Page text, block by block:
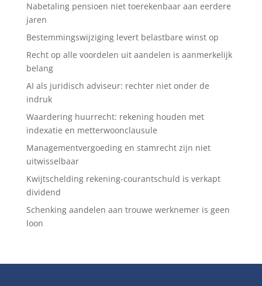
Nabetaling pensioen niet toerekenbaar aan eerdere
jaren
Bestemmingswijziging levert belastbare winst op
Recht op alle voordelen uit aandelen is aanmerkelijk
belang
AI als juridisch adviseur: rechter niet onder de
indruk
Waardering huurrecht: rekening houden met
indexatie en metterwoonclausule
Managementvergoeding en stamrecht zijn niet
uitwisselbaar
Kwijtschelding rekening-courantschuld is verkapt
dividend
Schenking aandelen aan trouwe werknemer is geen
loon